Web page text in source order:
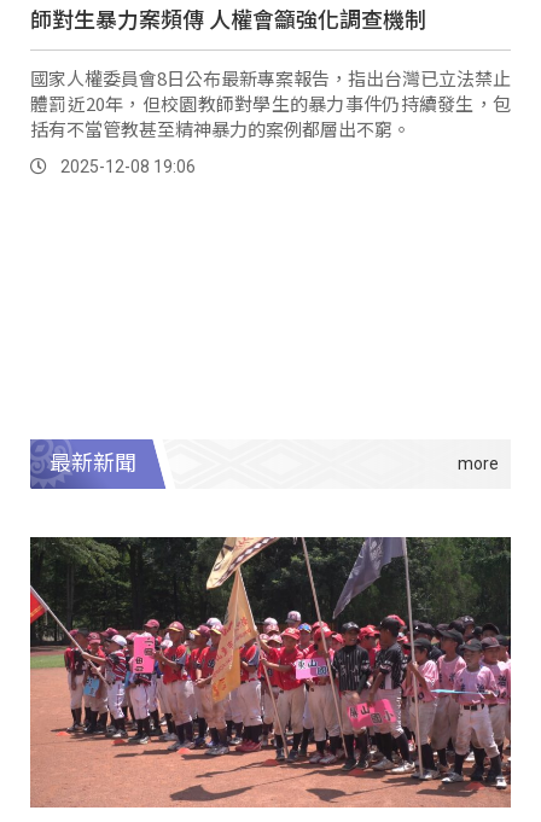
師對生暴力案頻傳 人權會籲強化調查機制
國家人權委員會8日公布最新專案報告，指出台灣已立法禁止
體罰近20年，但校園教師對學生的暴力事件仍持續發生，包
括有不當管教甚至精神暴力的案例都層出不窮。
2025-12-08 19:06
最新新聞